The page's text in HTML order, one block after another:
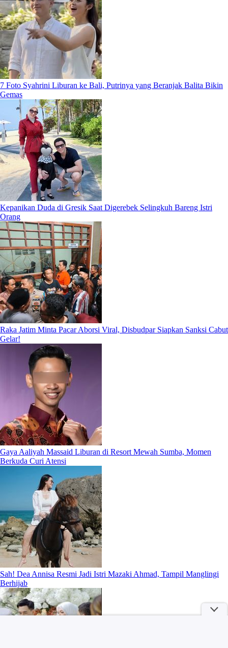
7 Foto Syahrini Liburan ke Bali, Putrinya yang Beranjak Balita Bikin
Gemas
Kepanikan Duda di Gresik Saat Digerebek Selingkuh Bareng Istri
Orang
Raka Jatim Minta Pacar Aborsi Viral, Disbudpar Siapkan Sanksi Cabut
Gelar!
Gaya Aaliyah Massaid Liburan di Resort Mewah Sumba, Momen
Berkuda Curi Atensi
Sah! Dea Annisa Resmi Jadi Istri Mazaki Ahmad, Tampil Manglingi
Berhijab